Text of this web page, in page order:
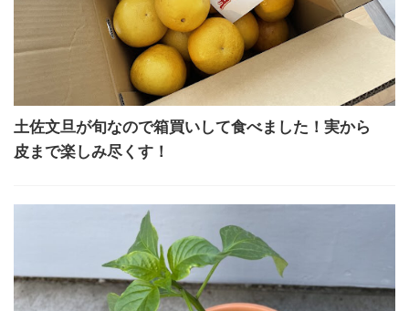
土佐文旦が旬なので箱買いして食べました！実から
皮まで楽しみ尽くす！